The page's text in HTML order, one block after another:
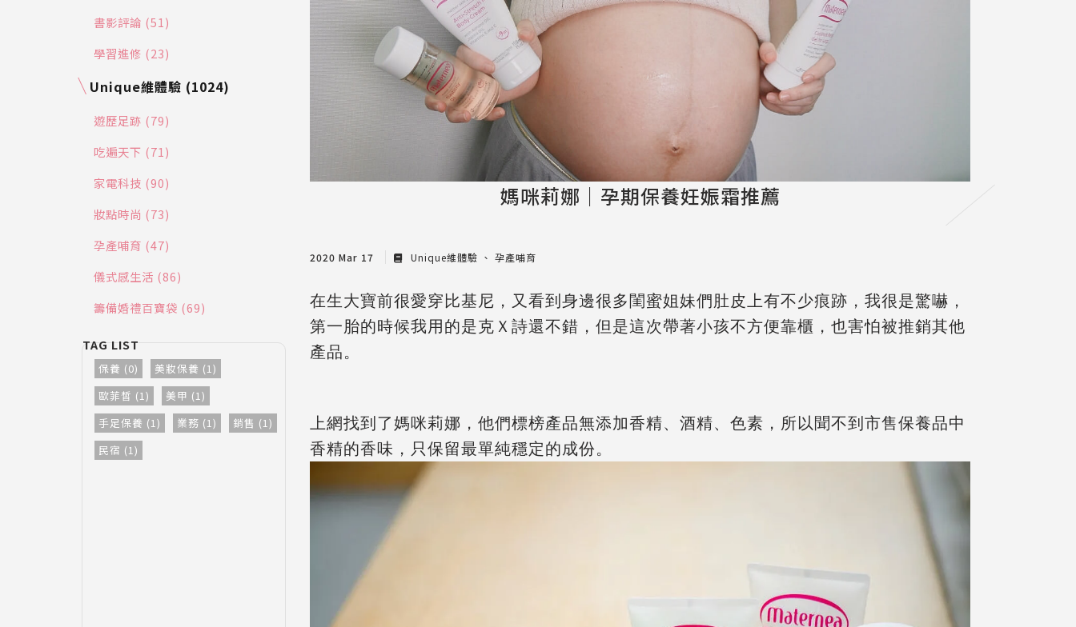
書影評論 (51)
學習進修 (23)
Unique維體驗 (1024)
遊歷足跡 (79)
吃遍天下 (71)
家電科技 (90)
妝點時尚 (73)
孕產哺育 (47)
儀式感生活 (86)
籌備婚禮百寶袋 (69)
保養 (0)
美妝保養 (1)
歐菲皙 (1)
美甲 (1)
手足保養 (1)
業務 (1)
銷售 (1)
民宿 (1)
媽咪莉娜｜孕期保養妊娠霜推薦
2020 Mar 17 Unique維體驗 孕產哺育
在生大寶前很愛穿比基尼，又看到身邊很多閨蜜姐妹們肚皮上有不少痕跡，我很是驚嚇，
第一胎的時候我用的是克Ｘ詩還不錯，但是這次帶著小孩不方便靠櫃，也害怕被推銷其他
產品。
上網找到了媽咪莉娜，他們標榜產品無添加香精、酒精、色素，所以聞不到市售保養品中
香精的香味，只保留最單純穩定的成份。